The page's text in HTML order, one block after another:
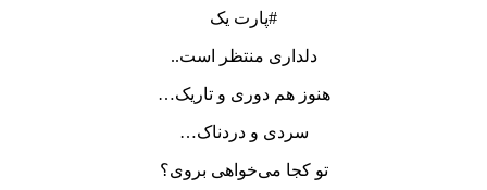
#پارت یک
دلداری منتظر است..
هنوز هم دوری و تاریک…
سردی و دردناک…
تو کجا می‌خواهی بروی؟